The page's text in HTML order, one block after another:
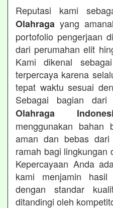
Reputasi kami
Olahraga yang
portofolio pengerjaan
dari perumahan elit
Kami dikenal
terpercaya karena
tepat waktu sesuai
Sebagai bagian dari
Olahraga
menggunakan bahan
aman dan bebas
ramah bagi lingkungan
Kepercayaan Anda
kami menjamin
dengan standar
ditandingi oleh